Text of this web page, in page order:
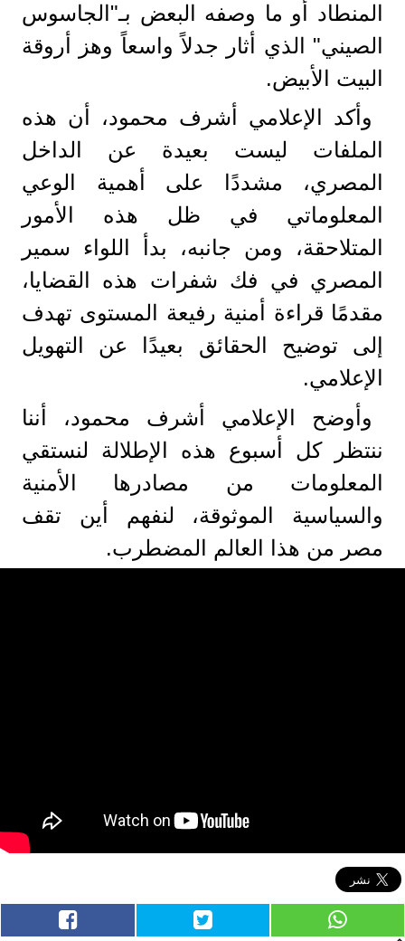
المنطاد أو ما وصفه البعض بـ"الجاسوس
الصيني" الذي أثار جدلاً واسعاً وهز أروقة
البيت الأبيض.
وأكد الإعلامي أشرف محمود، أن هذه
الملفات ليست بعيدة عن الداخل
المصري، مشددًا على أهمية الوعي
المعلوماتي في ظل هذه الأمور
المتلاحقة، ومن جانبه، بدأ اللواء سمير
المصري في فك شفرات هذه القضايا،
مقدمًا قراءة أمنية رفيعة المستوى تهدف
إلى توضيح الحقائق بعيدًا عن التهويل
الإعلامي.
وأوضح الإعلامي أشرف محمود، أننا
ننتظر كل أسبوع هذه الإطلالة لنستقي
المعلومات من مصادرها الأمنية
والسياسية الموثوقة، لنفهم أين تقف
مصر من هذا العالم المضطرب.